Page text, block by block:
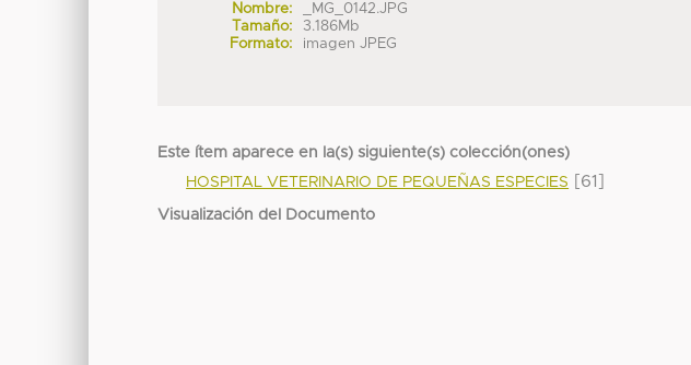
Nombre:
_MG_0142.JPG
Tamaño:
3.186Mb
Formato:
imagen JPEG
Este ítem aparece en la(s) siguiente(s) colección(ones)
HOSPITAL VETERINARIO DE PEQUEÑAS ESPECIES
[61]
Visualización del Documento